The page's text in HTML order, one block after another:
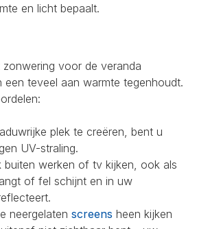
en licht bepaalt.
voor de veranda
een teveel aan warmte tegenhoudt.
plek te creëren, bent u
UV-straling.
buiten werken of tv kijken, ook als
of fel schijnt en in uw
neergelaten screens heen kijken